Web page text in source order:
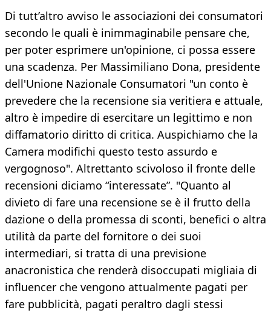
Di tutt’altro avviso le associazioni dei consumatori
secondo le quali è inimmaginabile pensare che,
per poter esprimere un'opinione, ci possa essere
una scadenza. Per Massimiliano Dona, presidente
dell'Unione Nazionale Consumatori "un conto è
prevedere che la recensione sia veritiera e attuale,
altro è impedire di esercitare un legittimo e non
diffamatorio diritto di critica. Auspichiamo che la
Camera modifichi questo testo assurdo e
vergognoso". Altrettanto scivoloso il fronte delle
recensioni diciamo “interessate”. "Quanto al
divieto di fare una recensione se è il frutto della
dazione o della promessa di sconti, benefici o altra
utilità da parte del fornitore o dei suoi
intermediari, si tratta di una previsione
anacronistica che renderà disoccupati migliaia di
influencer che vengono attualmente pagati per
fare pubblicità, pagati peraltro dagli stessi